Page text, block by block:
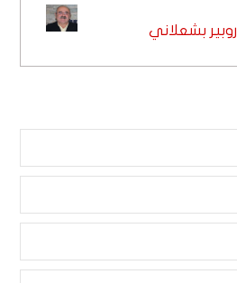
روبير بشعلاني